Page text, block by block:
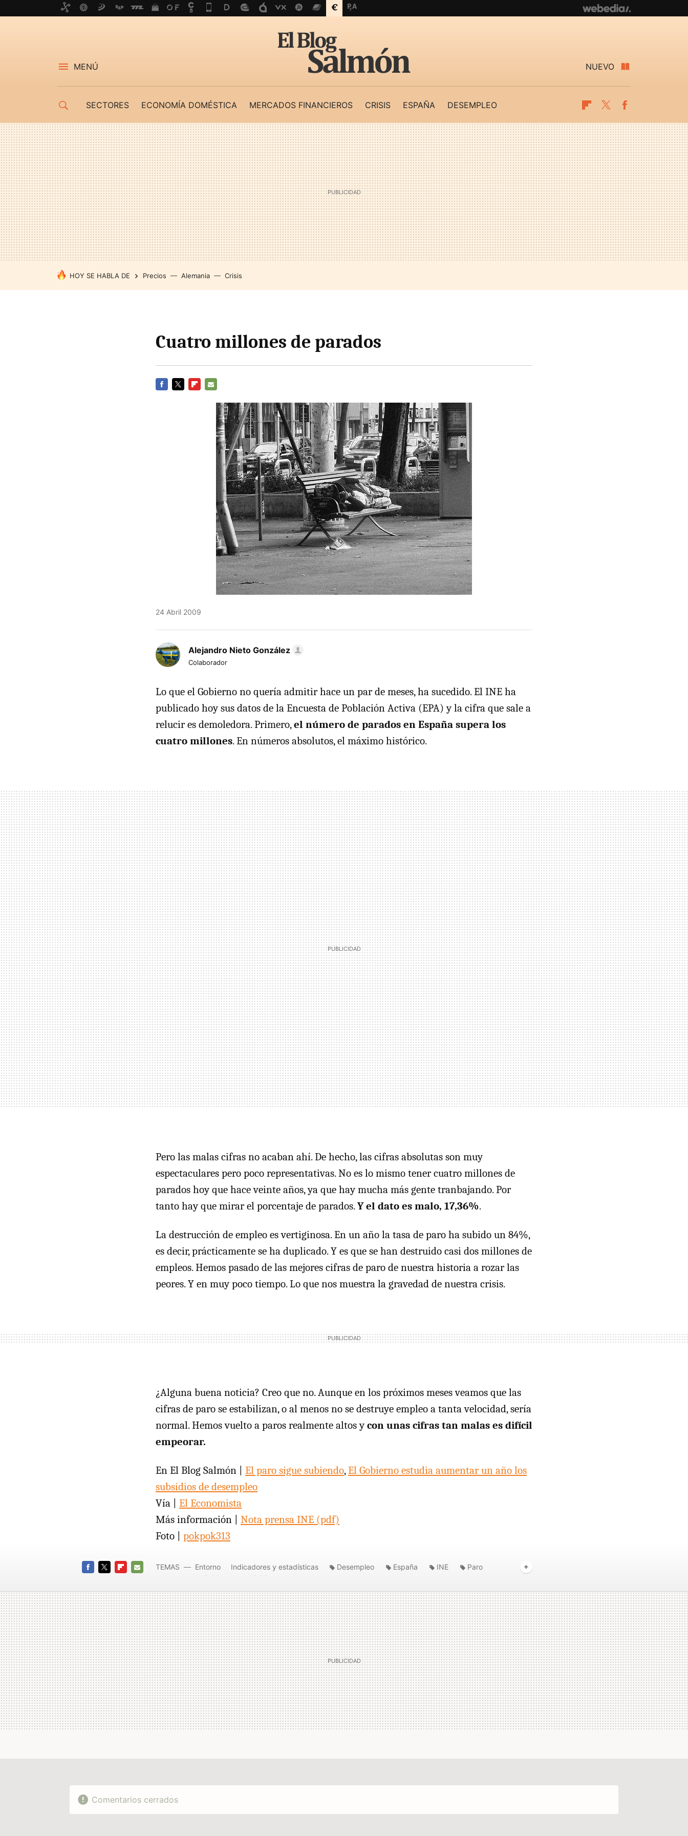
MENÚ NUEVO
SECTORES ECONOMÍA DOMÉSTICA MERCADOS FINANCIEROS CRISIS ESPAÑA DESEMPLEO Flipboard
Twitter
HOY SE HABLA DE Precios Alemania Crisis
Cuatro millones de parados
MAIL
24 Abril 2009
Alejandro Nieto González
Colaborador
Lo que el Gobierno no quería admitir hace un par de meses, ha sucedido. El INE ha
publicado hoy sus datos de la Encuesta de Población Activa (EPA) y la cifra que sale a
relucir es demoledora. Primero,el número de parados en España supera los
cuatro millones. En números absolutos, el máximo histórico.
Pero las malas cifras no acaban ahí. De hecho, las cifras absolutas son muy
espectaculares pero poco representativas. No es lo mismo tener cuatro millones de
parados hoy que hace veinte años, ya que hay mucha más gente tranbajando. Por
tanto hay que mirar el porcentaje de parados.Y el dato es malo, 17,36%.
La destrucción de empleo es vertiginosa. En un año la tasa de paro ha subido un 84%,
es decir, prácticamente se ha duplicado. Y es que se han destruido casi dos millones de
empleos. Hemos pasado de las mejores cifras de paro de nuestra historia a rozar las
peores. Y en muy poco tiempo. Lo que nos muestra la gravedad de nuestra crisis.
¿Alguna buena noticia? Creo que no. Aunque en los próximos meses veamos que las
cifras de paro se estabilizan, o al menos no se destruye empleo a tanta velocidad, sería
normal. Hemos vuelto a paros realmente altos ycon unas cifras tan malas es difícil
empeorar.
En El Blog Salmón | El paro sigue subiendo,El Gobierno estudia aumentar un año los
subsidios de desempleo
Vía | El Economista
Más información | Nota prensa INE (pdf)
Foto | pokpok313
MAIL
TEMAS Entorno Indicadores y estadísticas Desempleo España INE
Paro
Gobierno
Crisis
Comentarios cerrados